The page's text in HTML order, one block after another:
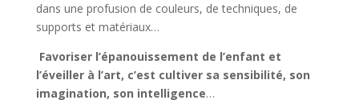
dans une profusion de couleurs, de techniques, de
supports et matériaux…
Favoriser l’épanouissement de l’enfant et
l’éveiller à l’art, c’est cultiver sa sensibilité, son
imagination, son intelligence…